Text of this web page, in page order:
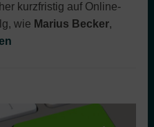
kurzfristig auf Online-
wie Marius Becker,